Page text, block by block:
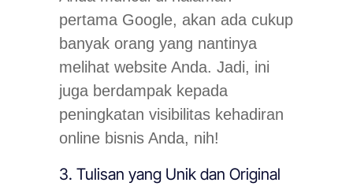
pertama Google, akan ada cukup
banyak orang yang nantinya
melihat website Anda. Jadi, ini
juga berdampak kepada
peningkatan visibilitas kehadiran
online bisnis Anda, nih!
3. Tulisan yang Unik dan Original